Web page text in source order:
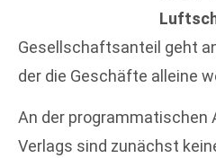
Gesellschaftsanteil geht
der die Geschäfte alleine
An der programmatischen
Verlags sind zunächst